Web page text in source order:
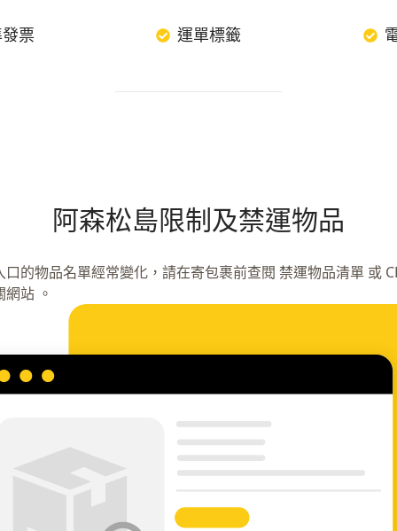
票 運單標籤
阿森松島限制及禁運物品
口的物品名單經常變化，請在寄包裹前查閱 禁運物品清單 或
站 。